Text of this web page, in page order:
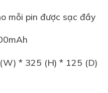
mỗi pin được sạc đầy
* 325 (H) * 125 (D)